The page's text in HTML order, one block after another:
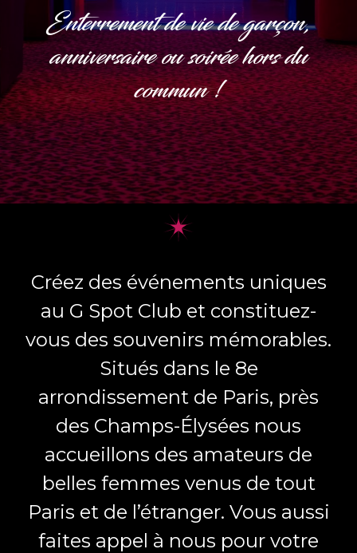
Enterrement de vie de garçon,
anniversaire ou soirée hors du
commun !
Créez des événements uniques
au G Spot Club et constituez-
vous des souvenirs mémorables.
Situés dans le 8e
arrondissement de Paris, près
des Champs-Élysées nous
accueillons des amateurs de
belles femmes venus de tout
Paris et de l’étranger. Vous aussi
faites appel à nous pour votre